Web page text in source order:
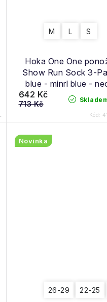
Hoka One One
Show Run Sock 3-
blue - minrl blue -
M L S
642 Kč
713 Kč
Kód:
Novinka
26-29 22-25